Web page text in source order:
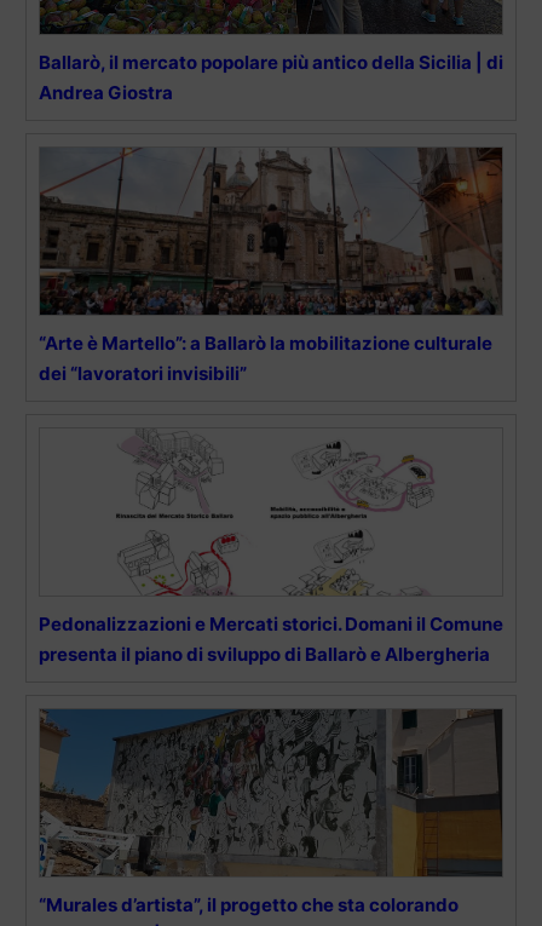
Ballarò, il mercato popolare più antico della Sicilia | di
Andrea Giostra
“Arte è Martello”: a Ballarò la mobilitazione culturale
dei “lavoratori invisibili”
Pedonalizzazioni e Mercati storici. Domani il Comune
presenta il piano di sviluppo di Ballarò e Albergheria
“Murales d’artista”, il progetto che sta colorando